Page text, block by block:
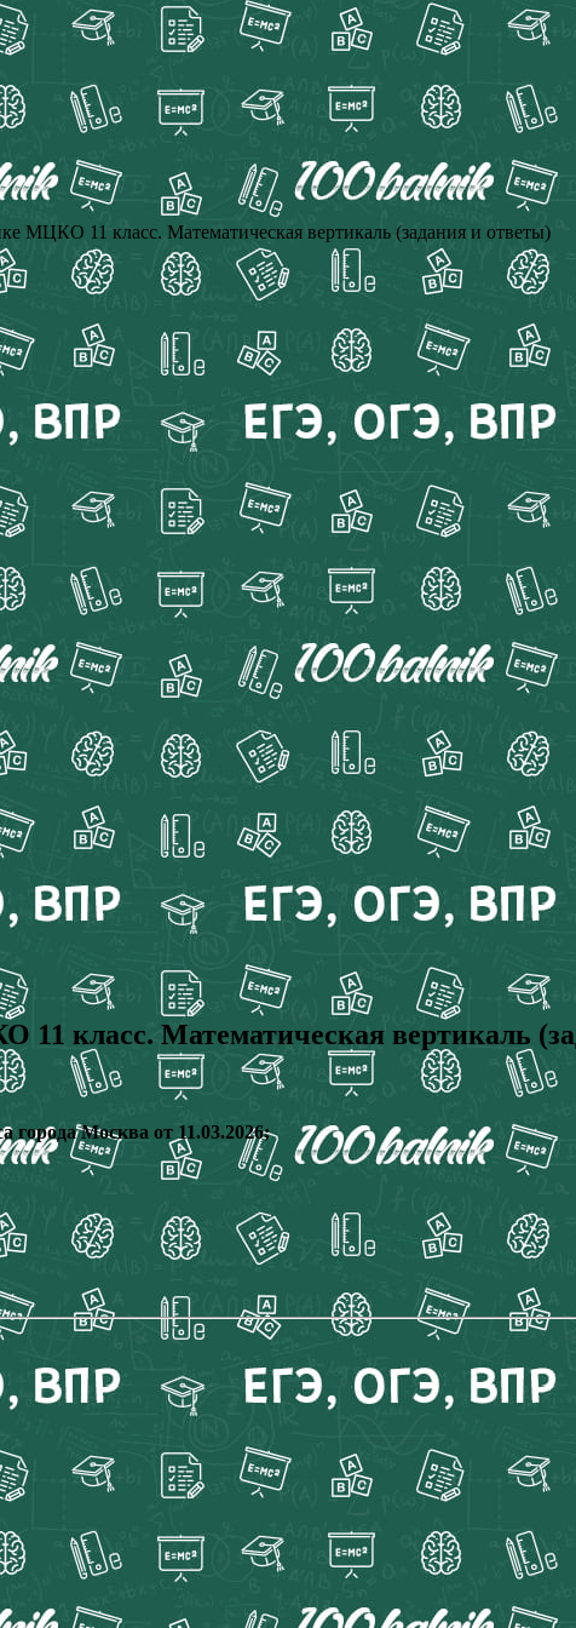
МЦКО 11 класс. Математическая вертикаль (задания и ответы)
11 класс. Математическая вертикаль
Москва от 11.03.2026;